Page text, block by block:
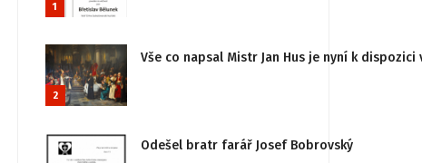
1
2
Vše co napsal Mistr Jan Hus je nyní k
Odešel bratr farář Josef Bobrovský